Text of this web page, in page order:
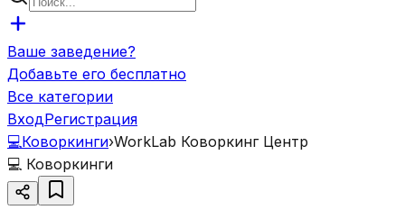
Ваше заведение?
Добавьте его бесплатно
Все категории
ВходРегистрация
💻Коворкинги›WorkLab Коворкинг Центр
💻 Коворкинги